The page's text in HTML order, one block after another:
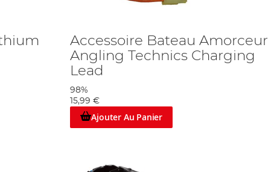
Accessoire Bateau Amorceur
Angling Technics Charging
Lead
98%
15,99 €
Ajouter Au Panier